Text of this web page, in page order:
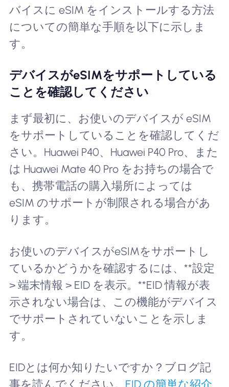
バイスに eSIM をインストールする方法
についての簡単な手順を以下に示しま
す。
デバイスがeSIMをサポートしている
ことを確認してください
まず最初に、お使いのデバイスが eSIM
をサポートしていることを確認してくだ
さい。Huawei P40、Huawei P40 Pro、また
は Huawei Mate 40 Pro をお持ちの場合で
も、携帯電話の購入場所によっては
eSIM のサポートが制限される場合があ
ります。
お使いのデバイスがeSIMをサポートし
ているかどうかを確認するには、**設定
> 端末情報 > EID を表示。**EID 情報が表
示されない場合は、この機能がデバイス
でサポートされていないことを示しま
す。
EIDとは何か知りたいですか？ブログ記
事を読んでください。 EID の簡単な紹介